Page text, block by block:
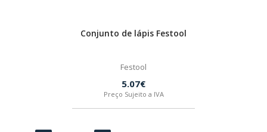
Conjunto de lápis Festool
Festool
5.07€
Preço Sujeito a IVA